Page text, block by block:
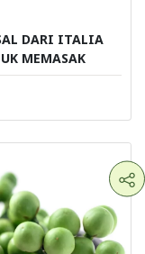
DARI ITALIA
MEMASAK